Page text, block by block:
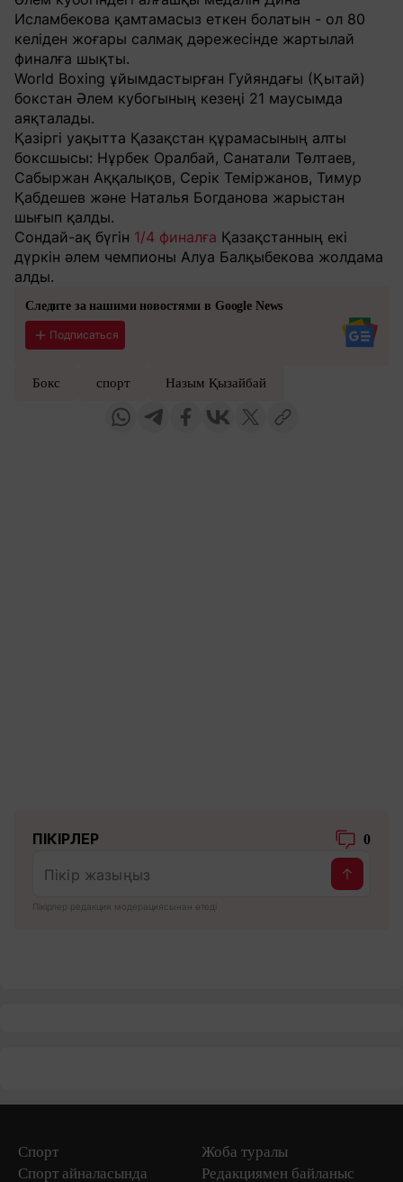
Исламбекова қамтамасыз еткен болатын - ол 80
келіден жоғары салмақ дәрежесінде жартылай
финалға шықты.
World Boxing ұйымдастырған Гуйяндағы (Қытай)
бокстан Әлем кубогының кезеңі 21 маусымда
аяқталады.
Қазіргі уақытта Қазақстан құрамасының алты
боксшысы: Нұрбек Оралбай, Санатали Төлтаев,
Сабыржан Аққалықов, Серік Теміржанов, Тимур
Қабдешев және Наталья Богданова жарыстан
шығып қалды.
Сондай-ақ бүгін 1/4 финалға Қазақстанның екі
дүркін әлем чемпионы Алуа Балқыбекова жолдама
алды.
Следите за нашими новостями в Google News
Подписаться
Бокс спорт Назым Қызайбай
ПІКІРЛЕР 0
Пікірлер редакция модерациясынан өтеді
Спорт
Спорт айналасында
Жоба туралы
Редакциямен байланыс